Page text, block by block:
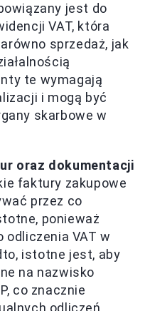
jest do
VAT, która
sprzedaż, jak
te wymagają
i mogą być
skarbowe w
oraz dokumentacji
faktury zakupowe
przez co
ponieważ
odliczenia VAT w
istotne jest, aby
na nazwisko
co znacznie
odliczeń.